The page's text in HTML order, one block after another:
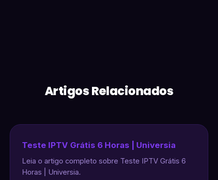
Artigos Relacionados
Teste IPTV Grátis 6 Horas | Universia
Leia o artigo completo sobre Teste IPTV Grátis 6
Horas | Universia.